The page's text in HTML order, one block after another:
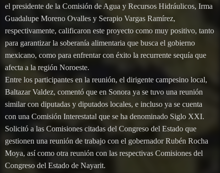
el presidente de la Comisión de Agua y Recursos Hidráulicos, Irma
Guadalupe Moreno Ovalles y Serapio Vargas Ramírez,
respectivamente, calificaron este proyecto como muy positivo, tanto
para garantizar la soberanía alimentaria que busca el gobierno
mexicano, como para enfrentar con éxito la recurrente sequía que
afecta a la región Noroeste.
Entre los participantes en la reunión, el dirigente campesino local,
Baltazar Valdez, comentó que en Sonora ya se tuvo una reunión
similar con diputadas y diputados locales, e incluso ya se cuenta
con una Comisión Interestatal que se ha denominado Siglo XXI.
Solicitó a las Comisiones citadas del Congreso del Estado que
gestionen una reunión de trabajo con el gobernador Rubén Rocha
Moya, así como otra reunión con las respectivas Comisiones del
Congreso del Estado de Nayarit.